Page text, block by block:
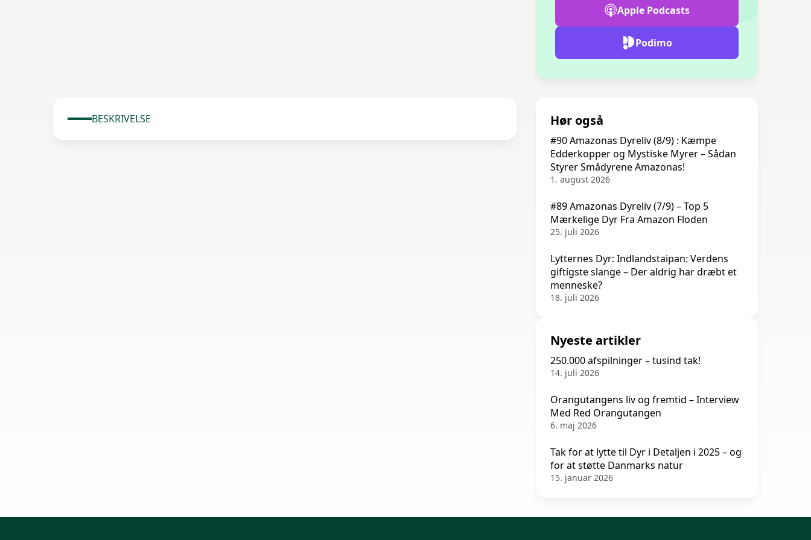
Apple Podcasts
Podimo
BESKRIVELSE Hør også
#90 Amazonas Dyreliv (8/9) : Kæmpe
Edderkopper og Mystiske Myrer – Sådan
Styrer Smådyrene Amazonas!
1. august 2026
#89 Amazonas Dyreliv (7/9) – Top 5
Mærkelige Dyr Fra Amazon Floden
25. juli 2026
Lytternes Dyr: Indlandstaipan: Verdens
giftigste slange – Der aldrig har dræbt et
menneske?
18. juli 2026
Nyeste artikler
250.000 afspilninger – tusind tak!
14. juli 2026
Orangutangens liv og fremtid – Interview
Med Red Orangutangen
6. maj 2026
Tak for at lytte til Dyr i Detaljen i 2025 – og
for at støtte Danmarks natur
15. januar 2026